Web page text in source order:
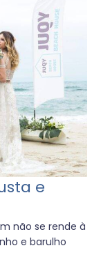
e
não se rende à
e barulho